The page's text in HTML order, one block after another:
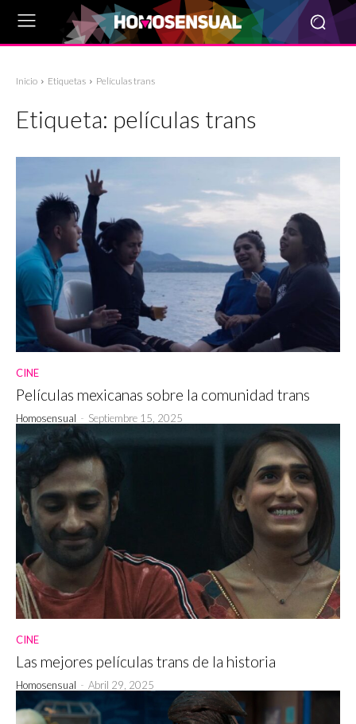
Inicio Etiquetas Películas trans
Etiqueta: películas trans
CINE
Películas mexicanas sobre la comunidad trans
Homosensual - Septiembre 15, 2025
CINE
Las mejores películas trans de la historia
Homosensual - Abril 29, 2025